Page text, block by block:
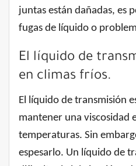
juntas están dañadas, es
fugas de líquido o
El líquido de
en climas fríos.
El líquido de transmisión
mantener una viscosidad
temperaturas. Sin
espesarlo. Un líquido de